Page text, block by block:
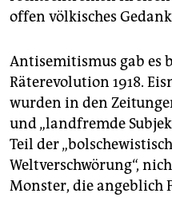
offen völkisches
Antisemitismus gab es
Räterevolution 1918.
wurden in den
und „landfremde
Teil der
Weltverschwörung“,
Monster, die angeblich